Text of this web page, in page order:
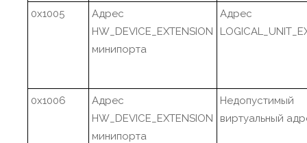
0x1005
Адрес
HW_DEVICE_EXTENSION
минипорта
Адрес
0x1006
Адрес
HW_DEVICE_EXTENSION
минипорта
Недопустимый
виртуальный